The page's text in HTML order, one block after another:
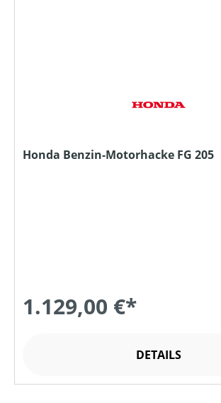
Honda Benzin-Motorhacke FG 205
1.129,00 €*
DETAILS